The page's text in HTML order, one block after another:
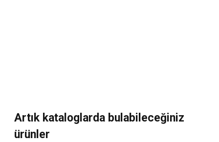
Artık kataloglarda bulabileceğiniz
ürünler